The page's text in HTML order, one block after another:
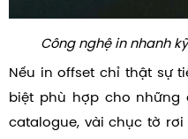
Công nghệ in nhanh
Nếu in offset chỉ thật sự
biệt phù hợp cho
catalogue, vài chục tờ